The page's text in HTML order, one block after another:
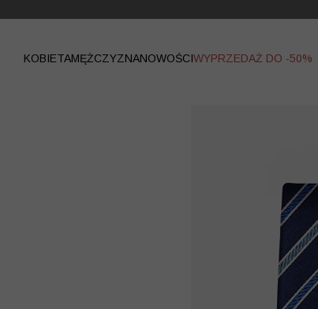
KOBIETAMĘŻCZYZNANOWOŚCIWYPRZEDAŻ DO -50%